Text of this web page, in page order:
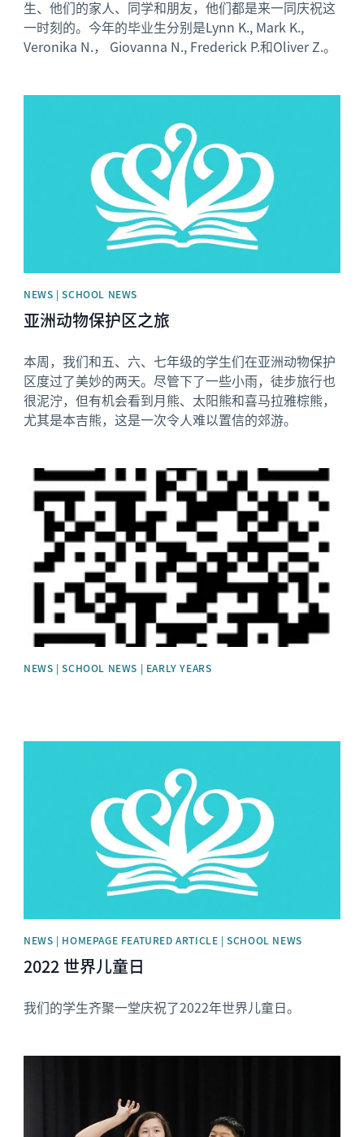
生、他们的家人、同学和朋友，他们都是来一同庆祝这
一时刻的。今年的毕业生分别是Lynn K., Mark K.,
Veronika N.， Giovanna N., Frederick P.和Oliver Z.。
NEWS | SCHOOL NEWS
亚洲动物保护区之旅
本周，我们和五、六、七年级的学生们在亚洲动物保护
区度过了美妙的两天。尽管下了一些小雨，徒步旅行也
很泥泞，但有机会看到月熊、太阳熊和喜马拉雅棕熊，
尤其是本吉熊，这是一次令人难以置信的郊游。
News image
NEWS | SCHOOL NEWS | EARLY YEARS
NEWS | HOMEPAGE FEATURED ARTICLE | SCHOOL NEWS
2022 世界儿童日
我们的学生齐聚一堂庆祝了2022年世界儿童日。